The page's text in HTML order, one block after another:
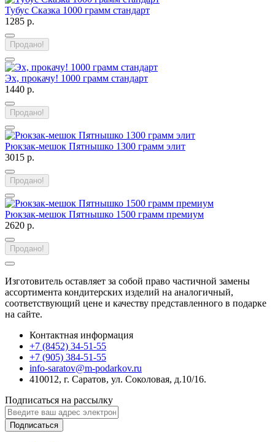
Тубус Сказка 1000 грамм стандарт
1285 р.
Продано!
Эх, прокачу! 1000 грамм стандарт
1440 р.
Продано!
Рюкзак-мешок Пятнышко 1300 грамм элит
3015 р.
Продано!
Рюкзак-мешок Пятнышко 1500 грамм премиум
2620 р.
Продано!
Изготовитель оставляет за собой право частичной замены
ассортимента кондитерских изделий на аналогичный,
соответствующий цене и качеству представленного в подарке
на сайте.
Контактная информация
+7 (8452) 34-51-55
+7 (905) 384-51-55
info-saratov@m-podarkov.ru
410012, г. Саратов, ул. Соколовая, д.10/16.
Подписаться на рассылку
Подписаться